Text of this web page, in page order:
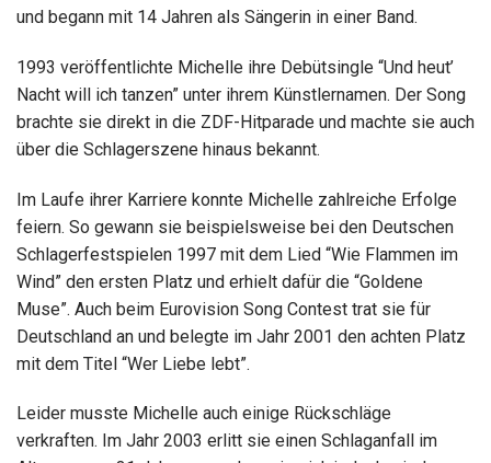
und begann mit 14 Jahren als Sängerin in einer Band.
1993 veröffentlichte Michelle ihre Debütsingle “Und heut’
Nacht will ich tanzen” unter ihrem Künstlernamen. Der Song
brachte sie direkt in die ZDF-Hitparade und machte sie auch
über die Schlagerszene hinaus bekannt.
Im Laufe ihrer Karriere konnte Michelle zahlreiche Erfolge
feiern. So gewann sie beispielsweise bei den Deutschen
Schlagerfestspielen 1997 mit dem Lied “Wie Flammen im
Wind” den ersten Platz und erhielt dafür die “Goldene
Muse”. Auch beim Eurovision Song Contest trat sie für
Deutschland an und belegte im Jahr 2001 den achten Platz
mit dem Titel “Wer Liebe lebt”.
Leider musste Michelle auch einige Rückschläge
verkraften. Im Jahr 2003 erlitt sie einen Schlaganfall im